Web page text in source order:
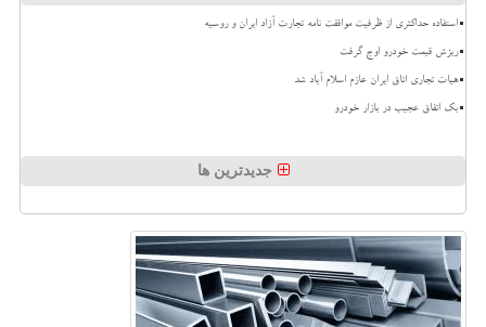
استفاده حداکثری از ظرفیت موافقت نامه تجارت آزاد ایران و روسیه
ریزش قیمت خودرو اوج گرفت
هیات تجاری اتاق ایران عازم اسلام آباد شد
بک اتفاق عجیب در بازار خودرو
جدیدترین ها